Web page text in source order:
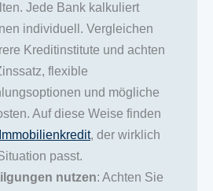
Jede Bank kalkuliert
individuell. Vergleichen
Kreditinstitute und achten
flexible
und mögliche
Auf diese Weise finden
Immobilienkredit, der wirklich
passt.
nutzen: Achten Sie